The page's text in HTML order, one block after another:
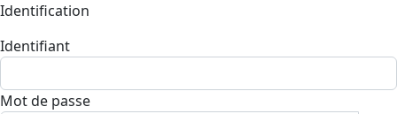
Identification
Identifiant
Mot de passe